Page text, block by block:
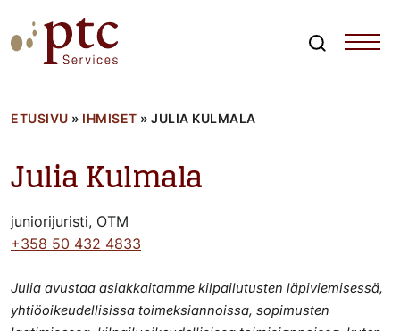
to
content
ETUSIVU » IHMISET » JULIA KULMALA
Julia Kulmala
juniorijuristi, OTM
+358 50 432 4833
Julia avustaa asiakkaitamme kilpailutusten läpiviemisessä,
yhtiöoikeudellisissa toimeksiannoissa, sopimusten